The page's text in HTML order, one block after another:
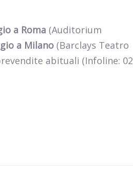
a Roma (Auditorium
a Milano (Barclays Teatro
abituali (Infoline: 02